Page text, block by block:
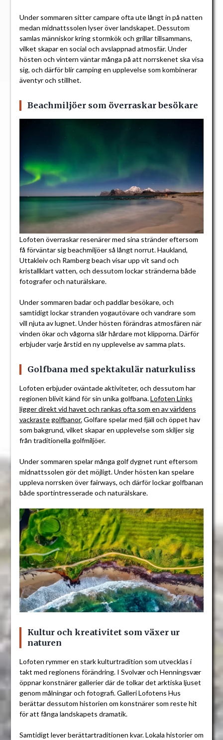
Under sommaren sitter campare ofta ute långt in på natten
medan midnattssolen lyser över landskapet. Dessutom
samlas människor kring stormkök och grillar tillsammans,
vilket skapar en social och avslappnad atmosfär. Under
hösten och vintern väntar många på att norrskenet ska visa
sig, och därför blir camping en upplevelse som kombinerar
äventyr och stillhet.
Beachmiljöer som överraskar besökare
Lofoten överraskar resenärer med sina stränder eftersom
få förväntar sig beachmiljöer så långt norrut. Haukland,
Uttakleiv och Ramberg beach visar upp vit sand och
kristallklart vatten, och dessutom lockar stränderna både
fotografer och naturälskare.
Under sommaren badar och paddlar besökare, och
samtidigt lockar stranden yogautövare och vandrare som
vill njuta av lugnet. Under hösten förändras atmosfären när
vinden ökar och vågorna slår hårdare mot klipporna. Därför
erbjuder varje årstid en ny upplevelse av samma plats.
Golfbana med spektakulär naturkuliss
Lofoten erbjuder oväntade aktiviteter, och dessutom har
regionen blivit känd för sin unika golfbana.Lofoten Links
ligger direkt vid havet och rankas ofta som en av världens
vackraste golfbanor.Golfare spelar med fjäll och öppet hav
som bakgrund, vilket skapar en upplevelse som skiljer sig
från traditionella golfmiljöer.
Under sommaren spelar många golf dygnet runt eftersom
midnattssolen gör det möjligt. Under hösten kan spelare
uppleva norrsken över fairways, och därför lockar golfbanan
både sportintresserade och naturälskare.
Kultur och kreativitet som växer ur
naturen
Lofoten rymmer en stark kulturtradition som utvecklas i
takt med regionens förändring. I Svolvær och Henningsvær
öppnar konstnärer gallerier där de tolkar det arktiska ljuset
genom målningar och fotografi. Galleri Lofotens Hus
berättar dessutom historien om konstnärer som reste hit
för att fånga landskapets dramatik.
Samtidigt lever berättartraditionen kvar. Lokala historier om